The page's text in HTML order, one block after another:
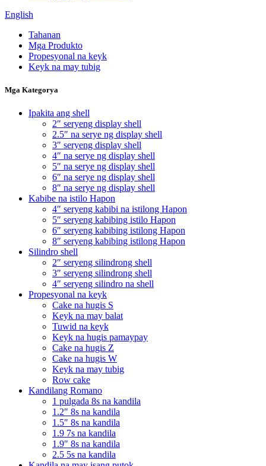
English
Tahanan
Mga Produkto
Propesyonal na keyk
Keyk na may tubig
Mga Kategorya
Ipakita ang shell
2″ seryeng display shell
2.5″ na serye ng display shell
3″ seryeng display shell
4″ na serye ng display shell
5″ na serye ng display shell
6″ na serye ng display shell
8″ na serye ng display shell
Kabibe na istilo Hapon
4″ seryeng kabibi na istilong Hapon
5″ seryeng kabibing istilo Hapon
6″ seryeng kabibing istilong Hapon
8″ seryeng kabibing istilong Hapon
Silindro shell
2″ seryeng silindrong shell
3″ seryeng silindrong shell
4″ seryeng silindro na shell
Propesyonal na keyk
Cake na hugis S
Keyk na may balat
Tuwid na keyk
Keyk na hugis pamaypay
Cake na hugis Z
Cake na hugis W
Keyk na may tubig
Row cake
Kandilang Romano
1 pulgada 8s na kandila
1.2″ 8s na kandila
1.5″ 8s na kandila
1.9 7s na kandila
1.9″ 8s na kandila
2.5 5s na kandila